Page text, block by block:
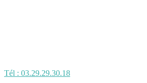
Tél : 03.29.29.30.18